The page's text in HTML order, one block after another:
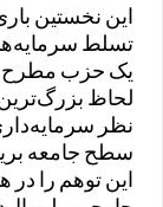
این نخستین
تسلط
یک حزب مطرح
لحاظ بزرگ‌ترین
نظر
سطح جامعه
این توهم را در